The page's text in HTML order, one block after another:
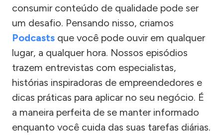
consumir conteúdo de qualidade pode ser
um desafio. Pensando nisso, criamos
Podcasts que você pode ouvir em qualquer
lugar, a qualquer hora. Nossos episódios
trazem entrevistas com especialistas,
histórias inspiradoras de empreendedores e
dicas práticas para aplicar no seu negócio. É
a maneira perfeita de se manter informado
enquanto você cuida das suas tarefas diárias.